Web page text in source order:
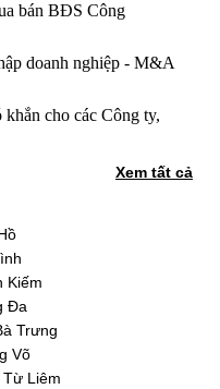
bán BĐS Công
doanh nghiệp - M&A
cho các Công ty,
Xem tất cả
Kiếm
Đa
Trưng
Võ
Liêm